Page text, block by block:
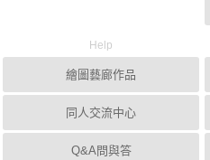
Help
繪圖藝廊作品
同人交流中心
Q&A問與答